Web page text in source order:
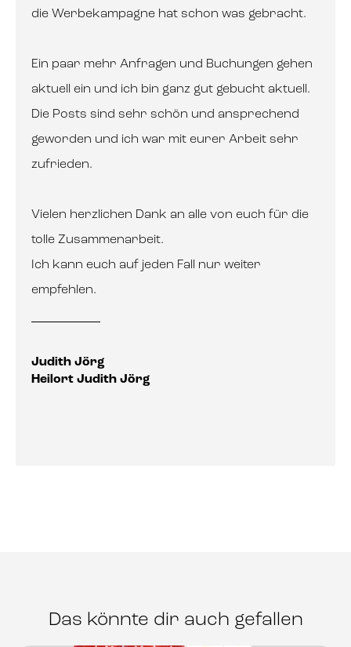
die Werbekampagne hat schon was gebracht.
Ein paar mehr Anfragen und Buchungen gehen
aktuell ein und ich bin ganz gut gebucht aktuell.
Die Posts sind sehr schön und ansprechend
geworden und ich war mit eurer Arbeit sehr
zufrieden.
Vielen herzlichen Dank an alle von euch für die
tolle Zusammenarbeit.
Ich kann euch auf jeden Fall nur weiter
empfehlen.
Judith Jörg
Heilort Judith Jörg
Das könnte dir auch gefallen